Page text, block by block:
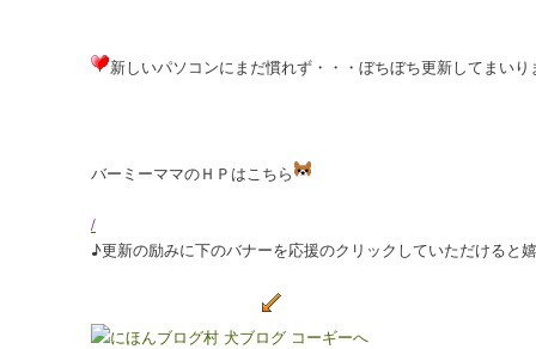
新しいパソコンにまだ慣れず・・・ぼちぼち更新してまい
バーミーママのＨＰはこちら
/
♪更新の励みに下のバナーを応援のクリックしていただけると